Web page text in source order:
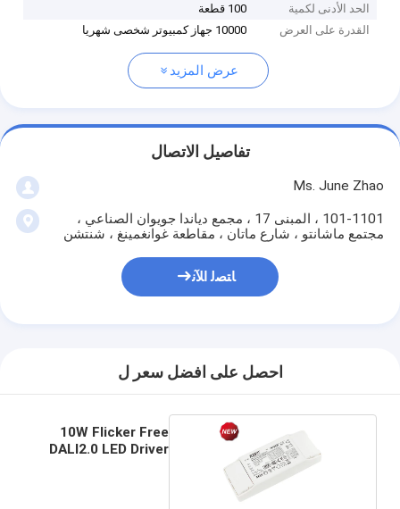
الحد الأدنى لكمية
100 قطعة
القدرة على العرض
10000 جهاز كمبيوتر شخصى شهريا
عرض المزيد
تفاصيل الاتصال
Ms. June Zhao
101-1101 ، المبنى 17 ، مجمع دياندا جويوان الصناعي ،
مجتمع ماشانتو ، شارع ماتان ، مقاطعة غوانغمينغ ، شنتشن
ﺎﺘﺼﻟ ﺍﻶﻧ
احصل على افضل سعر ل
10W Flicker Free
DALI2.0 LED Driver